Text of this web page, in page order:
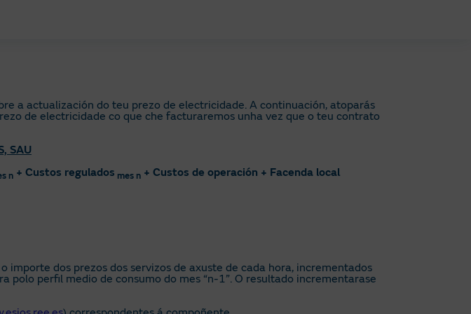
actualización do teu prezo de electricidade. A continuación, atoparás
de electricidade co que che facturaremos unha vez que o teu contrato
SAU
n + Custos regulados mes n + Custos de operación + Facenda local
importe dos prezos dos servizos de axuste de cada hora, incrementados
polo perfil medio de consumo do mes “n-1”. O resultado incrementarase